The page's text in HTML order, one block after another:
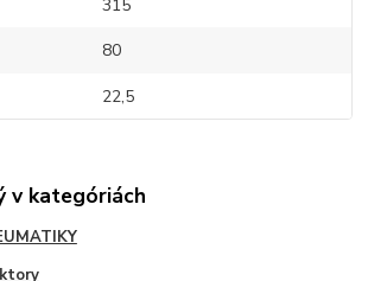
315
80
22,5
v kategóriách